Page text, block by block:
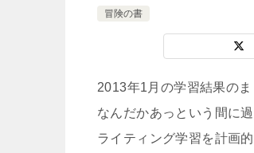
冒険の書
2013年1月の学習結果のま
なんだかあっという間に過
ライティング学習を計画